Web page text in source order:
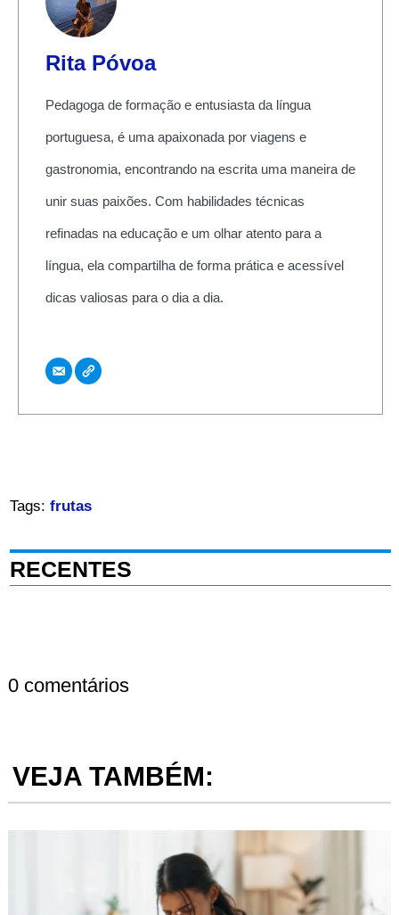
Rita Póvoa
Pedagoga de formação e entusiasta da língua
portuguesa, é uma apaixonada por viagens e
gastronomia, encontrando na escrita uma maneira de
unir suas paixões. Com habilidades técnicas
refinadas na educação e um olhar atento para a
língua, ela compartilha de forma prática e acessível
dicas valiosas para o dia a dia.
Tags: frutas
RECENTES
0 comentários
VEJA TAMBÉM: